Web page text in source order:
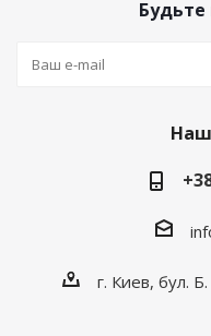
Будьте
г. Киев, бул.